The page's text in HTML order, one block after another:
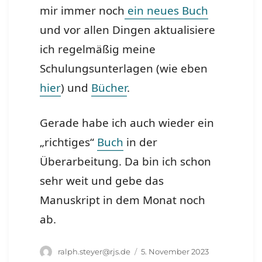
mir immer noch ein neues Buch
und vor allen Dingen aktualisiere
ich regelmäßig meine
Schulungsunterlagen (wie eben
hier) und Bücher.
Gerade habe ich auch wieder ein
„richtiges“ Buch in der
Überarbeitung. Da bin ich schon
sehr weit und gebe das
Manuskript in dem Monat noch
ab.
Autor
ralph.steyer@rjs.de
Veröffentlicht
5. November 2023